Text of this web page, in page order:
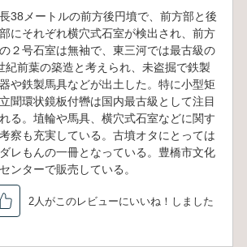
38メートルの前方後円墳で、前方部と後
にそれぞれ横穴式石室が検出され、前方
２号石室は無袖で、東三河では最古級の
紀前葉の築造と考えられ、未盗掘で鉄製
や鉄製馬具などが出土した。特に小型矩
聞環状鏡板付轡は国内最古級として注目
る。埴輪や馬具、横穴式石室などに関す
察も充実している。古墳オタにとっては
レもんの一冊となっている。豊橋市文化
ンターで販売している。
2人がこのレビューにいいね！しました